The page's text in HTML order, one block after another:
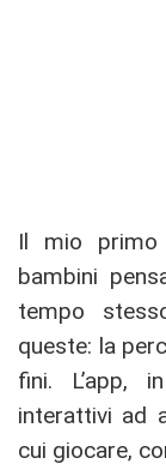
Il mio primo
bambini
tempo
queste: la
fini. L’app,
interattivi ad
cui giocare,